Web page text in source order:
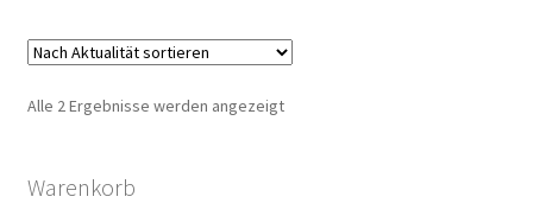
Alle 2 Ergebnisse werden angezeigtNach
Warenkorb